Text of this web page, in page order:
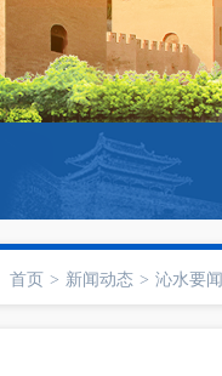
首页 > 新闻动态 > 沁水要闻